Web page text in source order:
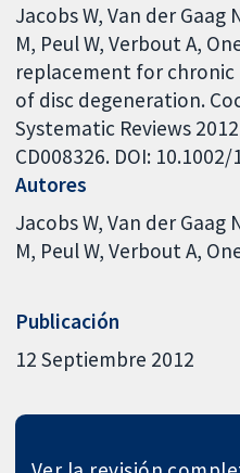
Jacobs W, Van der Gaag
M, Peul W, Verbout A,
replacement for chronic
of disc degeneration.
Systematic Reviews
CD008326. DOI:
Autores
Jacobs W Van der Gaag
M Peul W Verbout A
Publicación
12 Septiembre 2012